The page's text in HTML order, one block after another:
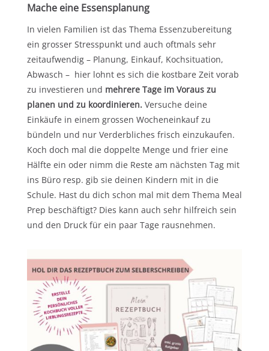
Mache eine Essensplanung
In vielen Familien ist das Thema Essenzubereitung
ein grosser Stresspunkt und auch oftmals sehr
zeitaufwendig – Planung, Einkauf, Kochsituation,
Abwasch – hier lohnt es sich die kostbare Zeit vorab
zu investieren und mehrere Tage im Voraus zu
planen und zu koordinieren.Versuche deine
Einkäufe in einem grossen Wocheneinkauf zu
bündeln und nur Verderbliches frisch einzukaufen.
Koch doch mal die doppelte Menge und frier eine
Hälfte ein oder nimm die Reste am nächsten Tag mit
ins Büro resp. gib sie deinen Kindern mit in die
Schule. Hast du dich schon mal mit dem Thema Meal
Prep beschäftigt? Dies kann auch sehr hilfreich sein
und den Druck für ein paar Tage rausnehmen.